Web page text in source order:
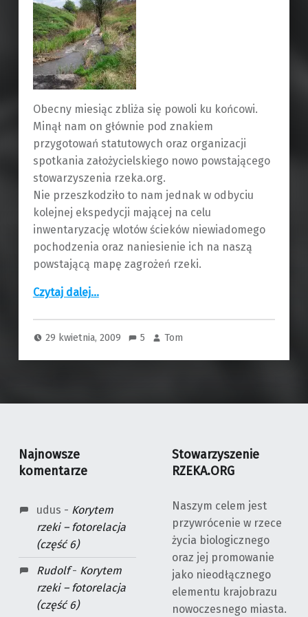
Obecny miesiąc zbliża się powoli ku końcowi.
Minął nam on głównie pod znakiem
przygotowań statutowych oraz organizacji
spotkania założycielskiego nowo powstającego
stowarzyszenia rzeka.org.
Nie przeszkodziło to nam jednak w odbyciu
kolejnej ekspedycji mającej na celu
inwentaryzację wlotów ścieków niewiadomego
pochodzenia oraz naniesienie ich na naszą
powstającą mapę zagrożeń rzeki.
Czytaj dalej“Zrzuty nieczystości: Szombierki – Centrum”
…
29 kwietnia, 2009 5 Tom
Najnowsze
komentarze
udus - Korytem
rzeki – fotorelacja
(część 6)
Rudolf- Korytem
rzeki – fotorelacja
(część 6)
Stowarzyszenie
RZEKA.ORG
Naszym celem jest
przywrócenie w rzece
życia biologicznego
oraz jej promowanie
jako nieodłącznego
elementu krajobrazu
nowoczesnego miasta.